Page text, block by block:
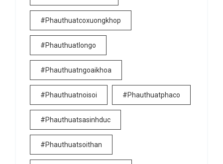
#phauthuatcoxuongkhop
#phauthuatlongo
#phauthuatngoaikhoa
#phauthuatnoisoi #phauthuatphaco
#phauthuatsasinhduc
#phauthuatsoithan